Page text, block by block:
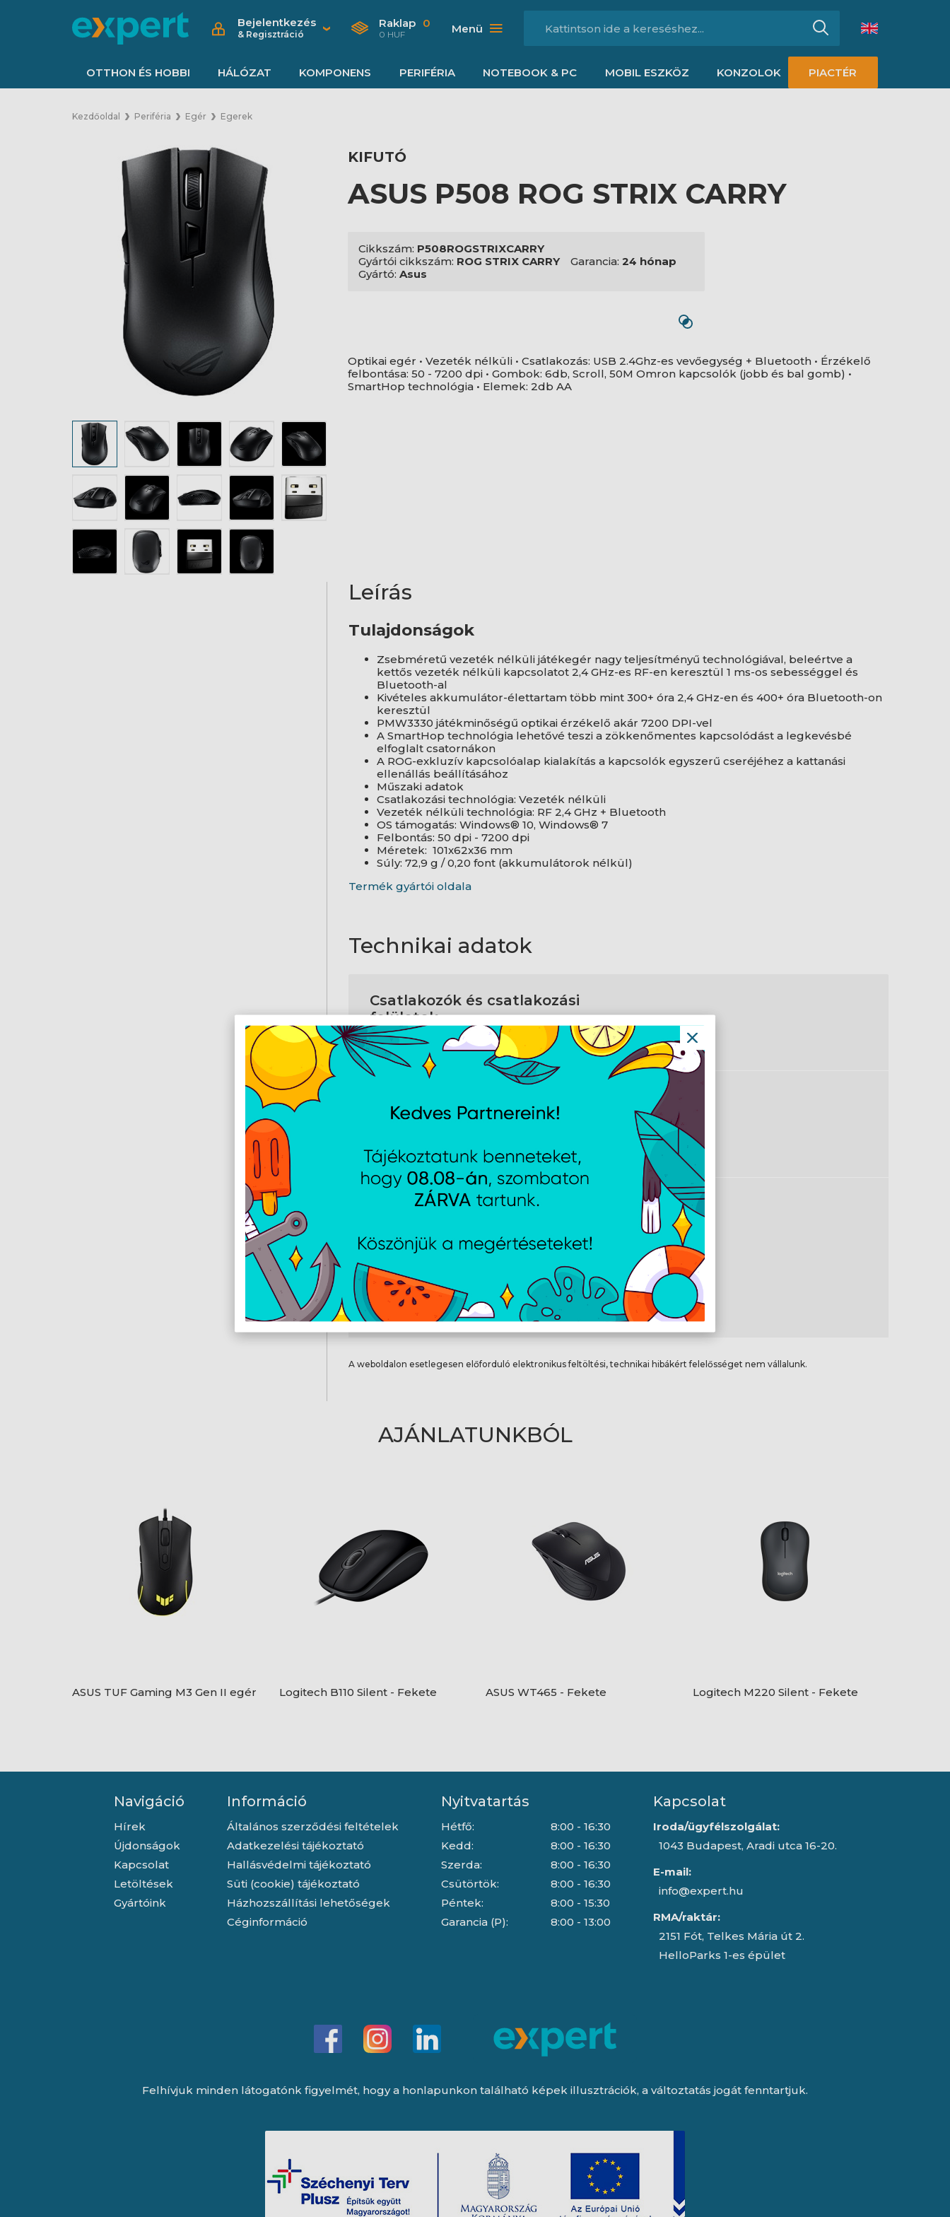
Bejelentkezés
& Regisztráció
Raklap 0
0 HUF Menü
OTTHON ÉS HOBBI HÁLÓZAT KOMPONENS PERIFÉRIA NOTEBOOK & PC MOBIL ESZKÖZ KONZOLOK PIACTÉR
Kezdőoldal Periféria Egér Egerek
KIFUTÓ
ASUS P508 ROG STRIX CARRY
Cikkszám: P508ROGSTRIXCARRY
Gyártói cikkszám: ROG STRIX CARRY Garancia: 24 hónap
Gyártó: Asus
Optikai egér • Vezeték nélküli • Csatlakozás: USB 2.4Ghz-es vevőegység + Bluetooth • Érzékelő
felbontása: 50 - 7200 dpi • Gombok: 6db, Scroll, 50M Omron kapcsolók (jobb és bal gomb) •
SmartHop technológia • Elemek: 2db AA
Leírás
Tulajdonságok
Zsebméretű vezeték nélküli játékegér nagy teljesítményű technológiával, beleértve a
kettős vezeték nélküli kapcsolatot 2,4 GHz-es RF-en keresztül 1 ms-os sebességgel és
Bluetooth-al
Kivételes akkumulátor-élettartam több mint 300+ óra 2,4 GHz-en és 400+ óra Bluetooth-on
keresztül
PMW3330 játékminőségű optikai érzékelő akár 7200 DPI-vel
A SmartHop technológia lehetővé teszi a zökkenőmentes kapcsolódást a legkevésbé
elfoglalt csatornákon
A ROG-exkluzív kapcsolóalap kialakítás a kapcsolók egyszerű cseréjéhez a kattanási
ellenállás beállításához
Műszaki adatok
Csatlakozási technológia: Vezeték nélküli
Vezeték nélküli technológia: RF 2,4 GHz + Bluetooth
OS támogatás: Windows® 10, Windows® 7
Felbontás: 50 dpi - 7200 dpi
Méretek: 101x62x36 mm
Súly: 72,9 g / 0,20 font (akkumulátorok nélkül)
Termék gyártói oldala
Technikai adatok
Csatlakozók és csatlakozási
felületek
Bluetooth verzió 5.0
7 200 DPI
Termék színe
Fekete
Tömeg és méretek
62 mm
101 mm
Magasság
36 mm
Tömeg
72,9 g
A weboldalon esetlegesen előforduló elektronikus feltöltési, technikai hibákért felelősséget nem vállalunk.
AJÁNLATUNKBÓL
ASUS TUF Gaming M3 Gen II egér Logitech B110 Silent - Fekete ASUS WT465 - Fekete Logitech M220 Silent - Fekete
Navigáció
Hírek
Újdonságok
Kapcsolat
Letöltések
Gyártóink
Információ
Általános szerződési feltételek
Adatkezelési tájékoztató
Hallásvédelmi tájékoztató
Süti (cookie) tájékoztató
Házhozszállítási lehetőségek
Céginformáció
Nyitvatartás
Hétfő:
Kedd:
Szerda:
Csütörtök:
Péntek:
Garancia (P):
8:00 - 16:30
8:00 - 16:30
8:00 - 16:30
8:00 - 16:30
8:00 - 15:30
8:00 - 13:00
Kapcsolat
Iroda/ügyfélszolgálat:
1043 Budapest, Aradi utca 16-20.
E-mail:
info@expert.hu
RMA/raktár:
2151 Fót, Telkes Mária út 2.
HelloParks 1-es épület
Felhívjuk minden látogatónk figyelmét, hogy a honlapunkon található képek illusztrációk, a változtatás jogát fenntartjuk.